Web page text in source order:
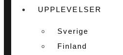
UPPLEVELSER
Sverige
Finland